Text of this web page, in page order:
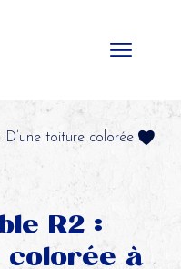
toiture colorée à
R2 :
colorée à